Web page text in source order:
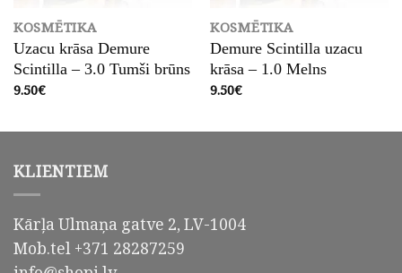
KOSMĒTIKA
Uzacu krāsa Demure
Scintilla – 3.0 Tumši brūns
9.50€
KOSMĒTIKA
Demure Scintilla uzacu
krāsa – 1.0 Melns
9.50€
KLIENTIEM
Kārļa Ulmaņa gatve 2, LV-1004
Mob.tel +371 28287259